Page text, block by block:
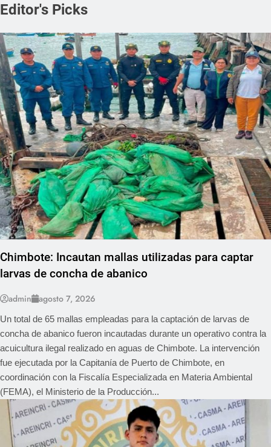
Editor's Picks
REGIONAL
Chimbote: Incautan mallas utilizadas para captar
larvas de concha de abanico
admin agosto 7, 2026
Un total de 65 mallas empleadas para la captación de larvas de
concha de abanico fueron incautadas durante un operativo contra la
acuicultura ilegal realizado en aguas de Chimbote. La intervención
fue ejecutada por la Capitanía de Puerto de Chimbote, en
coordinación con la Fiscalía Especializada en Materia Ambiental
(FEMA), el Ministerio de la Producción...
REGIONAL